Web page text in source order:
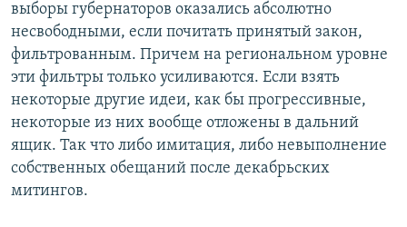
выборы губернаторов оказались абсолютно
несвободными, если почитать принятый закон,
фильтрованным. Причем на региональном уровне
эти фильтры только усиливаются. Если взять
некоторые другие идеи, как бы прогрессивные,
некоторые из них вообще отложены в дальний
ящик. Так что либо имитация, либо невыполнение
собственных обещаний после декабрьских
митингов.